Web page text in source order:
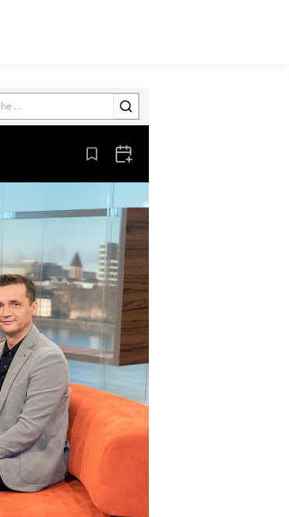
Aus den Lesezeichen entfernen
Zum Kalender hinzufügen